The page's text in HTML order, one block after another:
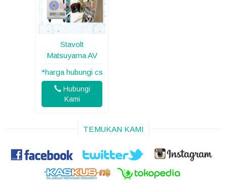
Stavolt
Matsuyama AV
*harga hubungi cs
Hubungi
Kami
TEMUKAN KAMI